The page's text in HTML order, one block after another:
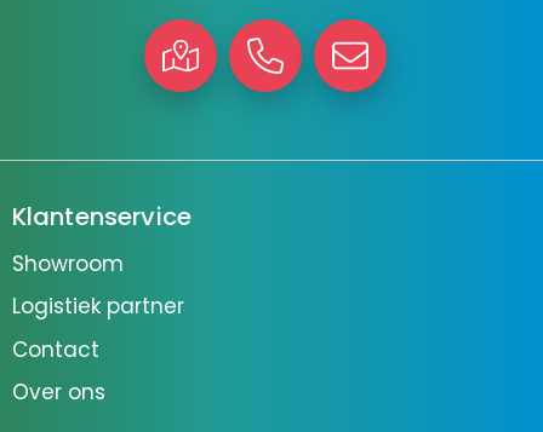
Klantenservice
Showroom
Logistiek partner
Contact
Over ons